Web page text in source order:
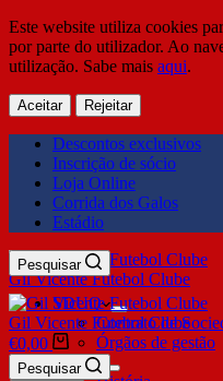
Este website utiliza cookies
por parte do utilizador. Ao
utilização. Sabe mais aqui.
Aceitar Rejeitar
Descontos exclusivos
Inscrição de sócio
Loja Online
Corrida dos Galos
Estádio
Gil Vicente Futebol Clube
Pesquisar
SDUQ
Contrato de
Órgãos de gestão
Clube
Gil Vicente Futebol Clube
€0,00
Pesquisar